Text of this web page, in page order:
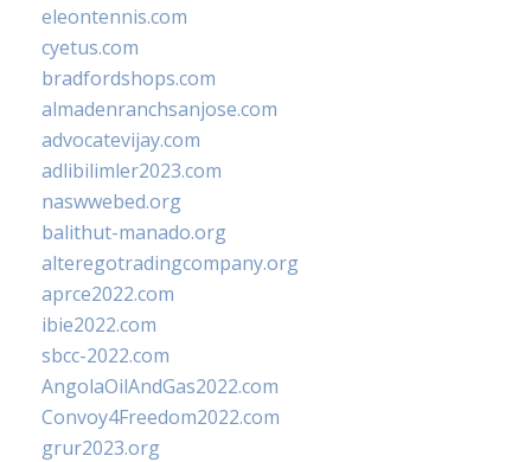
eleontennis.com
cyetus.com
bradfordshops.com
almadenranchsanjose.com
advocatevijay.com
adlibilimler2023.com
naswwebed.org
balithut-manado.org
alteregotradingcompany.org
aprce2022.com
ibie2022.com
sbcc-2022.com
AngolaOilAndGas2022.com
Convoy4Freedom2022.com
grur2023.org